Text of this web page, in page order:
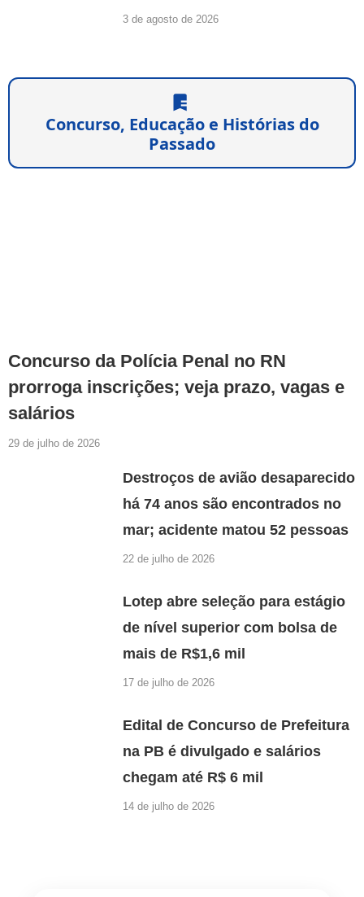
3 de agosto de 2026
Concurso, Educação e Histórias do
Passado
Concurso da Polícia Penal no RN
prorroga inscrições; veja prazo, vagas e
salários
29 de julho de 2026
Destroços de avião desaparecido
há 74 anos são encontrados no
mar; acidente matou 52 pessoas
22 de julho de 2026
Lotep abre seleção para estágio
de nível superior com bolsa de
mais de R$1,6 mil
17 de julho de 2026
Edital de Concurso de Prefeitura
na PB é divulgado e salários
chegam até R$ 6 mil
14 de julho de 2026